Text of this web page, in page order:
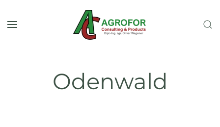
Skip to main content
Odenwald